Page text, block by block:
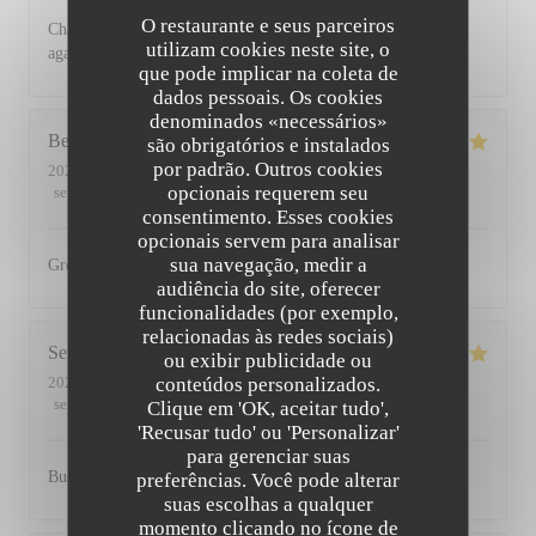
O restaurante e seus parceiros
utilizam cookies neste site, o
que pode implicar na coleta de
dados pessoais. Os cookies
denominados «necessários»
são obrigatórios e instalados
por padrão. Outros cookies
opcionais requerem seu
consentimento. Esses cookies
opcionais servem para analisar
sua navegação, medir a
audiência do site, oferecer
funcionalidades (por exemplo,
relacionadas às redes sociais)
ou exibir publicidade ou
conteúdos personalizados.
Clique em 'OK, aceitar tudo',
'Recusar tudo' ou 'Personalizar'
para gerenciar suas
preferências. Você pode alterar
suas escolhas a qualquer
momento clicando no ícone de
Charming restaurant, friendly staff, excellent food. See you
again soon
Bernadetta D
2022-07-11
- 18:45 - guests 2
service
ambience: 5/5 menu: 5/5 quality_price
Great food and friendly staff. Highly recommended.
Serena
2022-07-01
- 20:00 - guests 2
service
ambience: 5/5 menu : 5/5 quality_price
Busy, friendly atmosphere with amazing food